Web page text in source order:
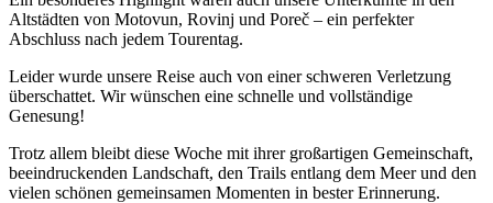
Altstädten von Motovun, Rovinj und Poreč – ein perfekter
Abschluss nach jedem Tourentag.
Leider wurde unsere Reise auch von einer schweren Verletzung
überschattet. Wir wünschen eine schnelle und vollständige
Genesung!
Trotz allem bleibt diese Woche mit ihrer großartigen Gemeinschaft,
beeindruckenden Landschaft, den Trails entlang dem Meer und den
vielen schönen gemeinsamen Momenten in bester Erinnerung.